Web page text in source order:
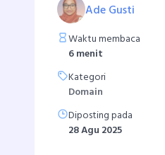
Ade Gusti
Waktu membaca
6 menit
Kategori
Domain
Diposting pada
28 Agu 2025